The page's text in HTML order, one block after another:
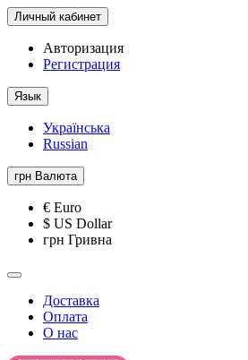
Личный кабинет
Авторизация
Регистрация
Язык
Українська
Russian
грн Валюта
€ Euro
$ US Dollar
грн Гривна
Доставка
Оплата
О нас